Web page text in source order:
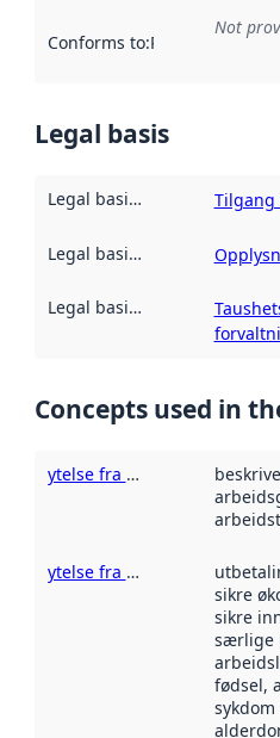
Conforms to:Reference to
Not
Legal basis
Legal basis for access :
Legal basis for processing :
Legal basis for restriction :
Concepts used in
ytelse fra arbeidsgiver
ytelse fra offentlige
sikre
sikre
særlige
fødsel,